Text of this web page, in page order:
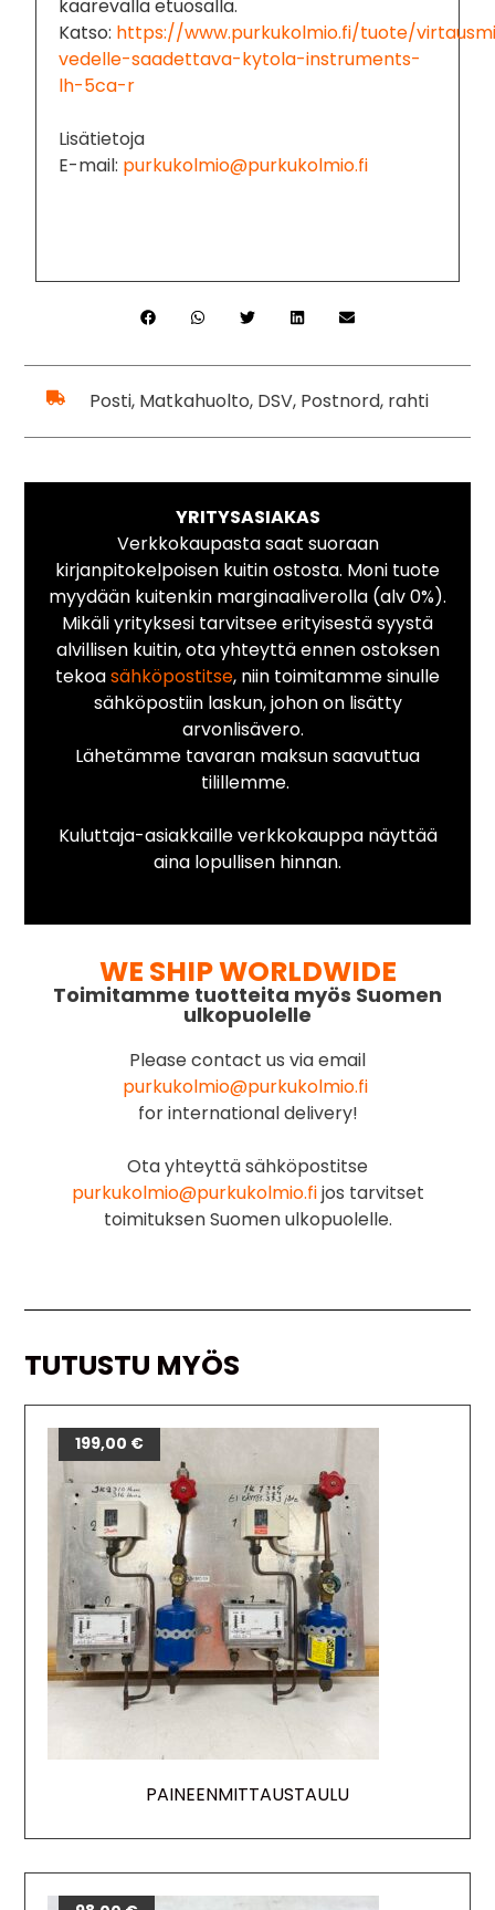
kaarevalla etuosalla.
Katso: https://www.purkukolmio.fi/tuote/
vedelle-saadettava-kytola-instruments-
lh-5ca-r
Lisätietoja
E-mail: purkukolmio@purkukolmio.fi
Posti, Matkahuolto, DSV, Postnord, rahti
YRITYSASIAKAS
Verkkokaupasta saat suoraan
kirjanpitokelpoisen kuitin ostosta. Moni tuote
myydään kuitenkin marginaaliverolla (alv 0%).
Mikäli yrityksesi tarvitsee erityisestä syystä
alvillisen kuitin, ota yhteyttä ennen ostoksen
tekoasähköpostitse, niin toimitamme sinulle
sähköpostiin laskun, johon on lisätty
arvonlisävero.
Lähetämme tavaran maksun saavuttua
tilillemme.
Kuluttaja-asiakkaille verkkokauppa näyttää
aina lopullisen hinnan.
WE SHIP WORLDWIDE
Toimitamme tuotteita myös Suomen
ulkopuolelle
Please contact us via email
purkukolmio@purkukolmio.fi
for international delivery!
Ota yhteyttä sähköpostitse
purkukolmio@purkukolmio.fijos tarvitset
toimituksen Suomen ulkopuolelle.
TUTUSTU MYÖS
PAINEENMITTAUSTAULU
199,00 €